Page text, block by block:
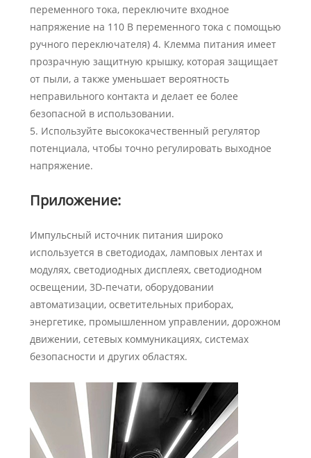
переменного тока, переключите входное
напряжение на 110 В переменного тока с помощью
ручного переключателя) 4. Клемма питания имеет
прозрачную защитную крышку, которая защищает
от пыли, а также уменьшает вероятность
неправильного контакта и делает ее более
безопасной в использовании.
5. Используйте высококачественный регулятор
потенциала, чтобы точно регулировать выходное
напряжение.
Приложение:
Импульсный источник питания широко
используется в светодиодах, ламповых лентах и ​​
модулях, светодиодных дисплеях, светодиодном
освещении, 3D-печати, оборудовании
автоматизации, осветительных приборах,
энергетике, промышленном управлении, дорожном
движении, сетевых коммуникациях, системах
безопасности и других областях.